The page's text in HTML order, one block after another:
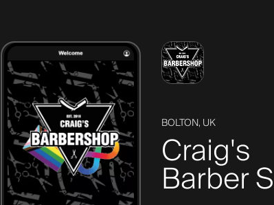
BOLTON, UK
Craig's
Barber